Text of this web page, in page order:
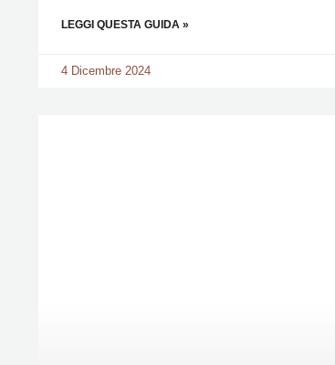
LEGGI QUESTA GUIDA »
4 Dicembre 2024